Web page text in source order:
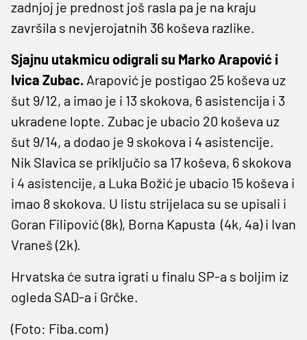
zadnjoj je prednost još rasla pa je na kraju
završila s nevjerojatnih 36 koševa razlike.
Sjajnu utakmicu odigrali su Marko Arapović i
Ivica Zubac. Arapović je postigao 25 koševa uz
šut 9/12, a imao je i 13 skokova, 6 asistencija i 3
ukradene lopte. Zubac je ubacio 20 koševa uz
šut 9/14, a dodao je 9 skokova i 4 asistencije.
Nik Slavica se priključio sa 17 koševa, 6 skokova
i 4 asistencije, a Luka Božić je ubacio 15 koševa i
imao 8 skokova. U listu strijelaca su se upisali i
Goran Filipović (8k), Borna Kapusta (4k, 4a) i Ivan
Vraneš (2k).
Hrvatska će sutra igrati u finalu SP-a s boljim iz
ogleda SAD-a i Grčke.
(Foto: Fiba.com)